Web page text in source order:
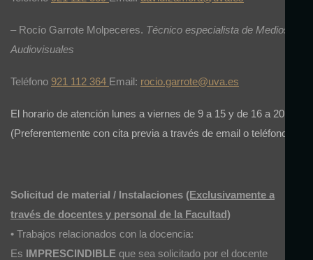
– Rocío Garrote Molpeceres. Técnico especialista de Medios
Audiovisuales
Teléfono 921 112 364 Email: rocio.garrote@uva.es
El horario de atención lunes a viernes de 9 a 15 y de 16 a 20 h.
(Preferentemente con cita previa a través de email o teléfono.)
Solicitud de material / Instalaciones (Exclusivamente a
través de docentes y personal de la Facultad)
• Trabajos relacionados con la docencia:
Es IMPRESCINDIBLE que sea solicitado por el docente